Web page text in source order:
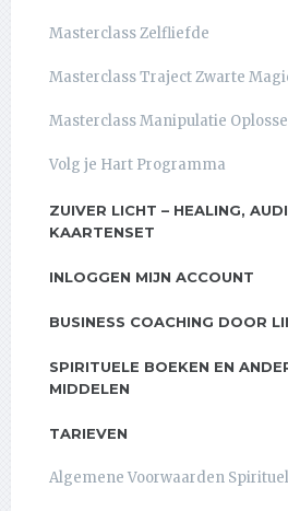
Masterclass Zelfliefde
Masterclass Traject Zwarte
Masterclass Manipulatie
Volg je Hart Programma
ZUIVER LICHT – HEALING,
KAARTENSET
INLOGGEN MIJN ACCOUNT
BUSINESS COACHING DOOR
SPIRITUELE BOEKEN EN
MIDDELEN
TARIEVEN
Algemene Voorwaarden